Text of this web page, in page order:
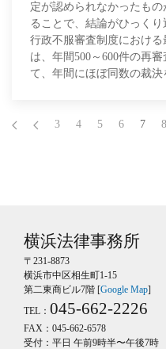
定が認められなかったも
ることで、結論がひっく
行政不服審査制度におけ
は、年間500～600件の再
て、年間にほぼ同数の裁
3 4 5 6 7 8
横浜法律事務所
〒231-8873
横浜市中区相生町1-15
第二東商ビル7階 [Google Map]
TEL： 045-662-2226
FAX：045-662-6578
受付：平日 午前9時半〜午後7時